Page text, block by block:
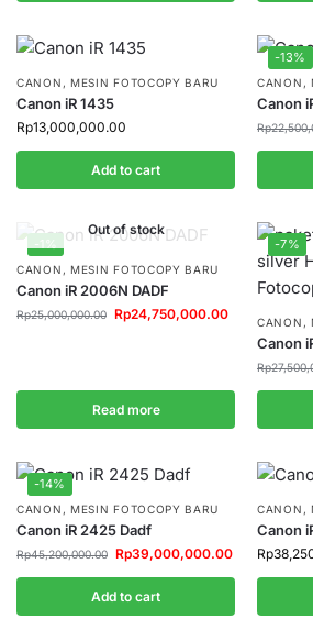
CANON , MESIN FOTOCOPY BARU
Canon iR 1435
Rp13,000,000.00
Add to cart
-13%
CANON ,
Canon
Rp
-1%
Out of stock
CANON , MESIN FOTOCOPY BARU
Canon iR 2006N DADF
Rp25,000,000.00 Rp24,750,000.00
Read more
-7%
CANON ,
Canon
Rp
-14%
CANON , MESIN FOTOCOPY BARU
Canon iR 2425 Dadf
Rp45,200,000.00 Rp39,000,000.00
Add to cart
CANON ,
Canon
Rp